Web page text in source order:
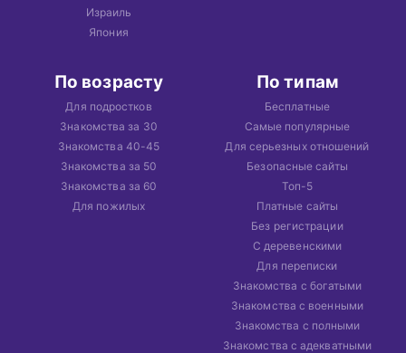
Израиль
Япония
По возрасту
Для подростков
Знакомства за 30
Знакомства 40-45
Знакомства за 50
Знакомства за 60
Для пожилых
По типам
Бесплатные
Самые популярные
Для серьезных отношений
Безопасные сайты
Топ-5
Платные сайты
Без регистрации
С деревенскими
Для переписки
Знакомства с богатыми
Знакомства с военными
Знакомства с полными
Знакомства с адекватными